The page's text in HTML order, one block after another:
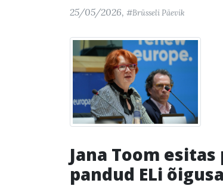
25/05/2026, #Brüsseli Päevik
Jana Toom
pandud ELi